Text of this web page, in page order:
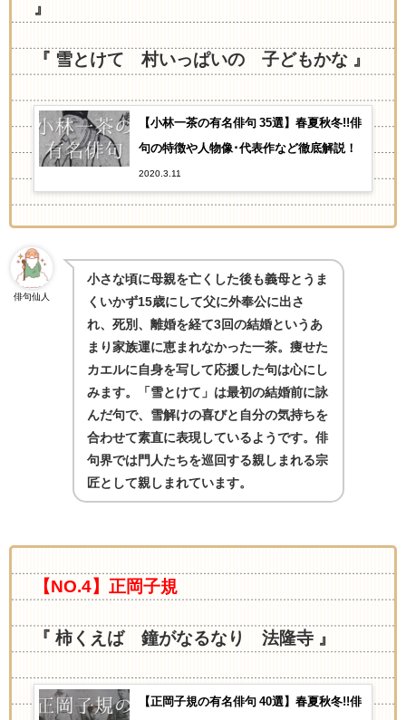
』
『 雪とけて 村いっぱいの 子どもかな 』
【小林一茶の有名俳句 35選】春夏秋冬!!俳
句の特徴や人物像･代表作など徹底解説！
2020.3.11
俳句仙人
小さな頃に母親を亡くした後も義母とうま
くいかず15歳にして父に外奉公に出さ
れ、死別、離婚を経て3回の結婚というあ
まり家族運に恵まれなかった一茶。痩せた
カエルに自身を写して応援した句は心にし
みます。「雪とけて」は最初の結婚前に詠
んだ句で、雪解けの喜びと自分の気持ちを
合わせて素直に表現しているようです。俳
句界では門人たちを巡回する親しまれる宗
匠として親しまれています。
【NO.4】正岡子規
『 柿くえば 鐘がなるなり 法隆寺 』
【正岡子規の有名俳句 40選】春夏秋冬!!俳